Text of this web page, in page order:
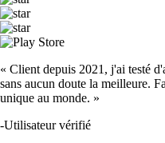
« Client depuis 2021, j'ai testé
sans aucun doute la meilleure.
unique au monde. »
-Utilisateur vérifié